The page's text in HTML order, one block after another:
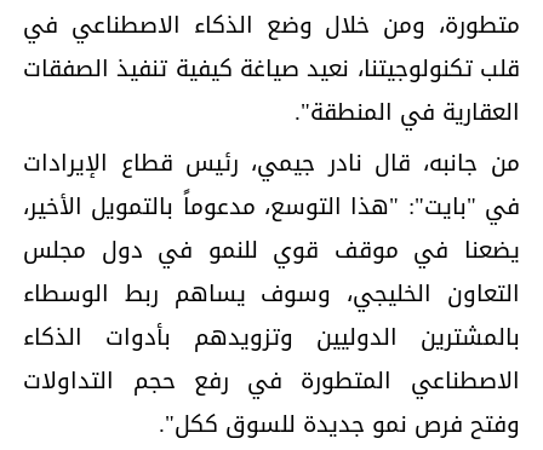
متطورة، ومن خلال وضع الذكاء الاصطناعي في
قلب تكنولوجيتنا، نعيد صياغة كيفية تنفيذ الصفقات
العقارية في المنطقة".
من جانبه، قال نادر جيمي، رئيس قطاع الإيرادات
في "بايت": "هذا التوسع، مدعوماً بالتمويل الأخير،
يضعنا في موقف قوي للنمو في دول مجلس
التعاون الخليجي، وسوف يساهم ربط الوسطاء
بالمشترين الدوليين وتزويدهم بأدوات الذكاء
الاصطناعي المتطورة في رفع حجم التداولات
وفتح فرص نمو جديدة للسوق ككل".